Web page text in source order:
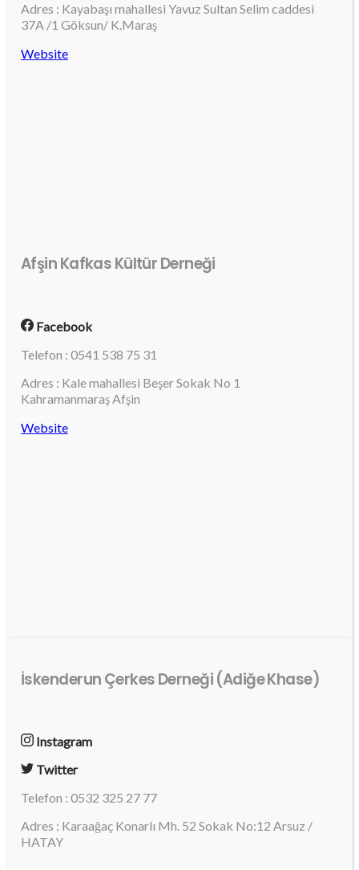
Adres : Kayabaşı mahallesi Yavuz Sultan Selim caddesi
37A /1 Göksun/ K.Maraş
Website
Afşin Kafkas Kültür Derneği
Facebook
Telefon : 0541 538 75 31
Adres : Kale mahallesi Beşer Sokak No 1
Kahramanmaraş Afşin
Website
İskenderun Çerkes Derneği (Adiğe Khase)
Instagram
Twitter
Telefon : 0532 325 27 77
Adres : Karaağaç Konarlı Mh. 52 Sokak No:12 Arsuz /
HATAY